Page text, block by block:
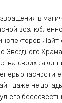
в
Лайт
Звездного
своих
опасности
даже не
его